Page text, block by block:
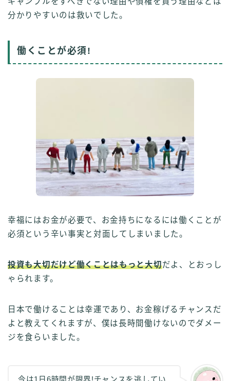
分かりやすいのは救いでした。
働くことが必須!
幸福にはお金が必要で、お金持ちになるには働くことが
必須という辛い事実と対面してしまいました。
投資も大切だけど働くことはもっと大切だよ、とおっし
ゃられます。
日本で働けることは幸運であり、お金稼げるチャンスだ
よと教えてくれますが、僕は長時間働けないのでダメー
ジを食らいました。